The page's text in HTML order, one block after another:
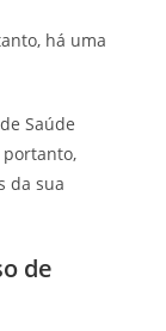
há uma
Saúde
portanto,
da sua
de